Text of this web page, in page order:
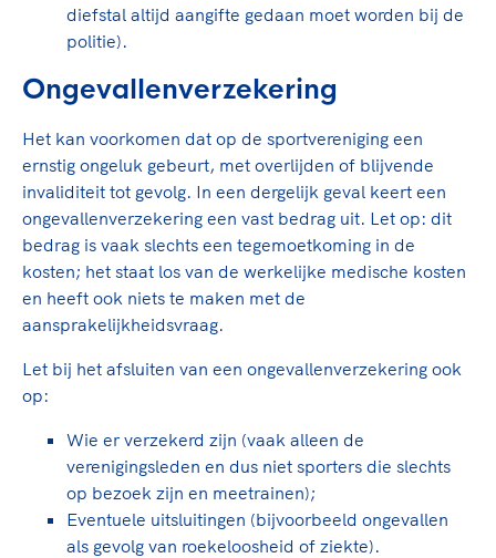
diefstal altijd aangifte gedaan moet worden bij de
politie).
Ongevallenverzekering
Het kan voorkomen dat op de sportvereniging een
ernstig ongeluk gebeurt, met overlijden of blijvende
invaliditeit tot gevolg. In een dergelijk geval keert een
ongevallenverzekering een vast bedrag uit. Let op: dit
bedrag is vaak slechts een tegemoetkoming in de
kosten; het staat los van de werkelijke medische kosten
en heeft ook niets te maken met de
aansprakelijkheidsvraag.
Let bij het afsluiten van een ongevallenverzekering ook
op:
Wie er verzekerd zijn (vaak alleen de
verenigingsleden en dus niet sporters die slechts
op bezoek zijn en meetrainen);
Eventuele uitsluitingen (bijvoorbeeld ongevallen
als gevolg van roekeloosheid of ziekte).